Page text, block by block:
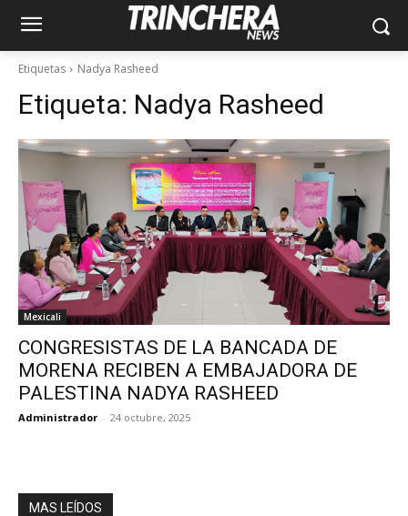
Etiquetas Nadya Rasheed
Etiqueta: Nadya Rasheed
Mexicali
CONGRESISTAS DE LA BANCADA DE
MORENA RECIBEN A EMBAJADORA DE
PALESTINA NADYA RASHEED
Administrador - 24 octubre, 2025
MAS LEÍDOS